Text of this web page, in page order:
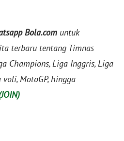
Bola.com untuk
terbaru tentang Timnas
Champions, Liga Inggris, Liga
MotoGP, hingga